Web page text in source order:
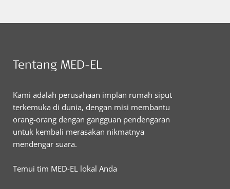
Tentang MED-EL
Kami adalah perusahaan implan rumah siput
terkemuka di dunia, dengan misi membantu
orang-orang dengan gangguan pendengaran
untuk kembali merasakan nikmatnya
mendengar suara.
Temui tim MED-EL lokal Anda